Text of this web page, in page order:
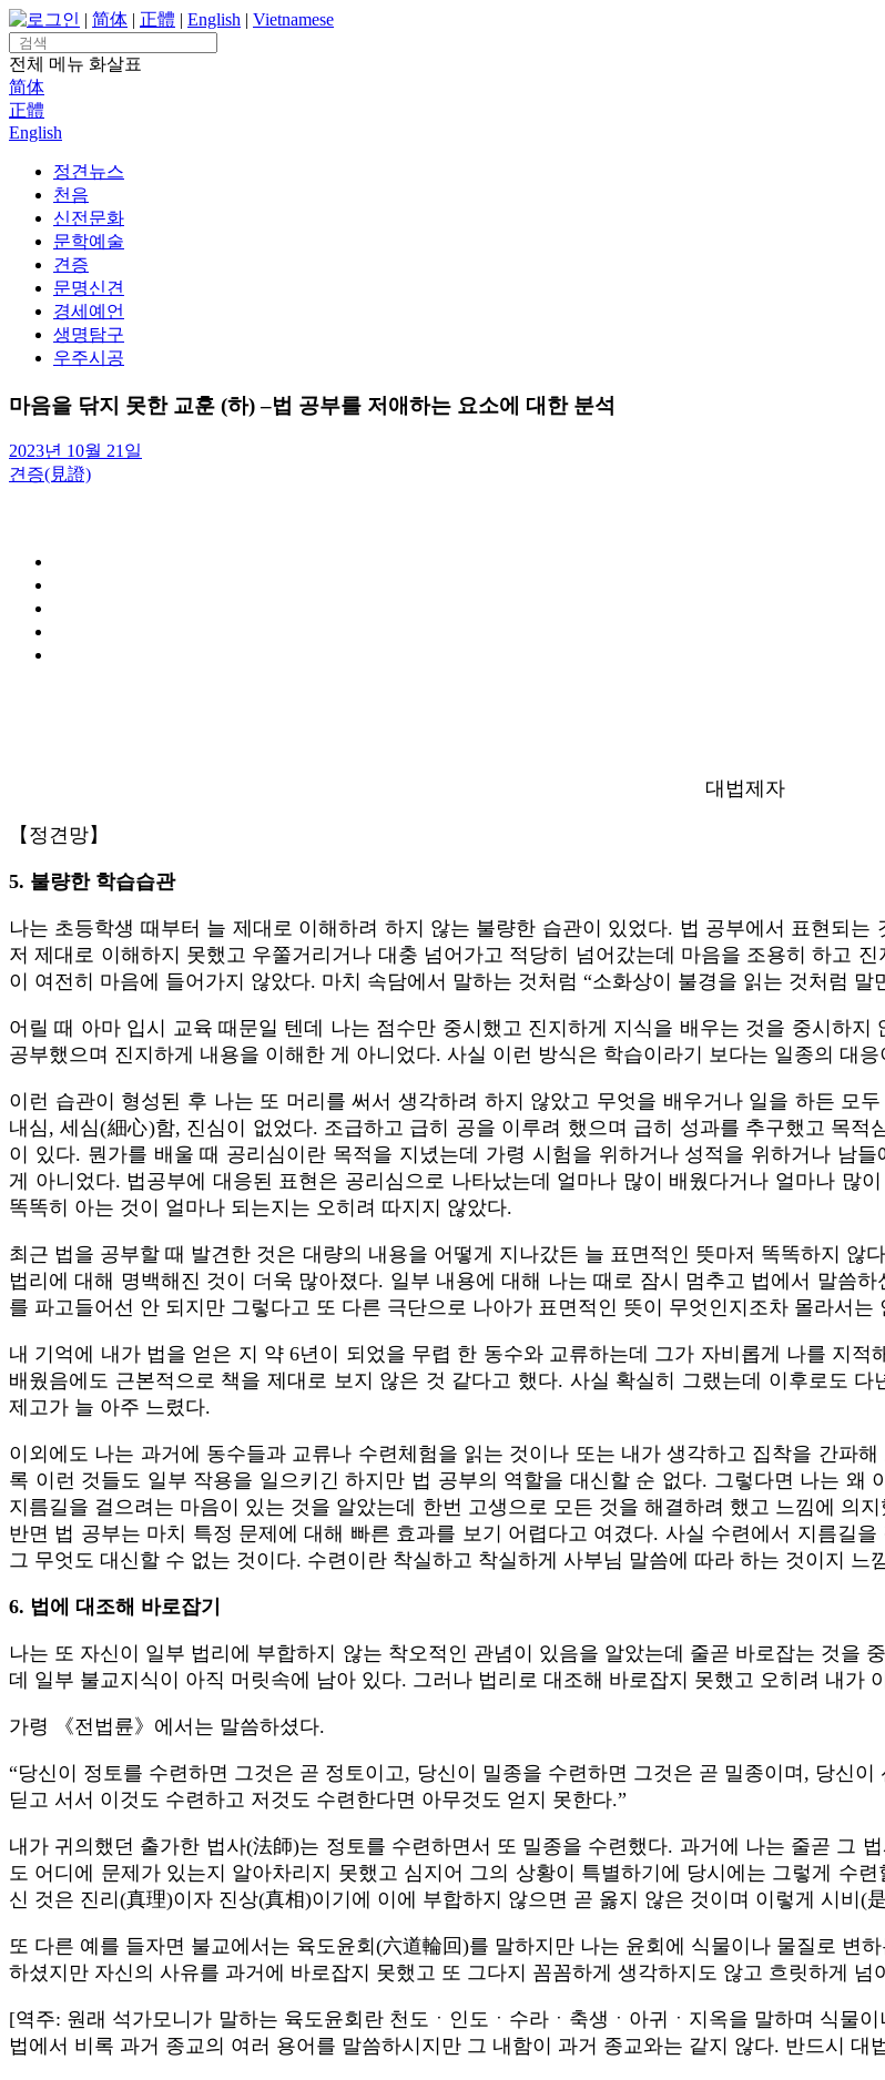
Skip
to
content
로그인 | 简体 | 正體 | English | Vietnamese
Search
for:
전체 메뉴 화살표
简体
正體
English
정견뉴스
천음
신전문화
문학예술
견증
문명신견
경세예언
생명탐구
우주시공
마음을 닦지 못한 교훈 (하) –법 공부를 저애하는 요소에 대한 분석
2023년 10월 21일
견증(見證)
대법제자
【정견망】
5. 불량한 학습습관
나는 초등학생 때부터 늘 제대로 이해하려 하지 않는 불량한 습관이 있었다. 법 공부에서 표현되
저 제대로 이해하지 못했고 우쭐거리거나 대충 넘어가고 적당히 넘어갔는데 마음을 조용히 하고
이 여전히 마음에 들어가지 않았다. 마치 속담에서 말하는 것처럼 “소화상이 불경을 읽는 것처럼 말
어릴 때 아마 입시 교육 때문일 텐데 나는 점수만 중시했고 진지하게 지식을 배우는 것을 중시하
공부했으며 진지하게 내용을 이해한 게 아니었다. 사실 이런 방식은 학습이라기 보다는 일종의 대
이런 습관이 형성된 후 나는 또 머리를 써서 생각하려 하지 않았고 무엇을 배우거나 일을 하든 모
내심, 세심(細心)함, 진심이 없었다. 조급하고 급히 공을 이루려 했으며 급히 성과를 추구했고 목
이 있다. 뭔가를 배울 때 공리심이란 목적을 지녔는데 가령 시험을 위하거나 성적을 위하거나 남
게 아니었다. 법공부에 대응된 표현은 공리심으로 나타났는데 얼마나 많이 배웠다거나 얼마나 많
똑똑히 아는 것이 얼마나 되는지는 오히려 따지지 않았다.
최근 법을 공부할 때 발견한 것은 대량의 내용을 어떻게 지나갔든 늘 표면적인 뜻마저 똑똑하지 않
법리에 대해 명백해진 것이 더욱 많아졌다. 일부 내용에 대해 나는 때로 잠시 멈추고 법에서 말씀
를 파고들어선 안 되지만 그렇다고 또 다른 극단으로 나아가 표면적인 뜻이 무엇인지조차 몰라서는
내 기억에 내가 법을 얻은 지 약 6년이 되었을 무렵 한 동수와 교류하는데 그가 자비롭게 나를 지
배웠음에도 근본적으로 책을 제대로 보지 않은 것 같다고 했다. 사실 확실히 그랬는데 이후로도
제고가 늘 아주 느렸다.
이외에도 나는 과거에 동수들과 교류나 수련체험을 읽는 것이나 또는 내가 생각하고 집착을 간파
록 이런 것들도 일부 작용을 일으키긴 하지만 법 공부의 역할을 대신할 순 없다. 그렇다면 나는 왜
지름길을 걸으려는 마음이 있는 것을 알았는데 한번 고생으로 모든 것을 해결하려 했고 느낌에 의
반면 법 공부는 마치 특정 문제에 대해 빠른 효과를 보기 어렵다고 여겼다. 사실 수련에서 지름길
그 무엇도 대신할 수 없는 것이다. 수련이란 착실하고 착실하게 사부님 말씀에 따라 하는 것이지 느
6. 법에 대조해 바로잡기
나는 또 자신이 일부 법리에 부합하지 않는 착오적인 관념이 있음을 알았는데 줄곧 바로잡는 것을
데 일부 불교지식이 아직 머릿속에 남아 있다. 그러나 법리로 대조해 바로잡지 못했고 오히려 내가
가령 《전법륜》에서는 말씀하셨다.
“당신이 정토를 수련하면 그것은 곧 정토이고, 당신이 밀종을 수련하면 그것은 곧 밀종이며, 당신
딛고 서서 이것도 수련하고 저것도 수련한다면 아무것도 얻지 못한다.”
내가 귀의했던 출가한 법사(法師)는 정토를 수련하면서 또 밀종을 수련했다. 과거에 나는 줄곧 그
도 어디에 문제가 있는지 알아차리지 못했고 심지어 그의 상황이 특별하기에 당시에는 그렇게 수
신 것은 진리(真理)이자 진상(真相)이기에 이에 부합하지 않으면 곧 옳지 않은 것이며 이렇게 시비(
또 다른 예를 들자면 불교에서는 육도윤회(六道輪回)를 말하지만 나는 윤회에 식물이나 물질로 변
하셨지만 자신의 사유를 과거에 바로잡지 못했고 또 그다지 꼼꼼하게 생각하지도 않고 흐릿하게 넘
[역주: 원래 석가모니가 말하는 육도윤회란 천도ㆍ인도ㆍ수라ㆍ축생ㆍ아귀ㆍ지옥을 말하며 식물
법에서 비록 과거 종교의 여러 용어를 말씀하시지만 그 내함이 과거 종교와는 같지 않다. 반드시 대